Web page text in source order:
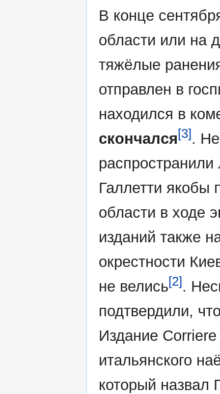
В конце
области или на
тяжёлые
отправлен в
находился в
скончался[3].
Галлетти якобы
области в ходе
изданий также
окрестности
не велись[2].
подтвердили,
Издание
итальянского
который назвал